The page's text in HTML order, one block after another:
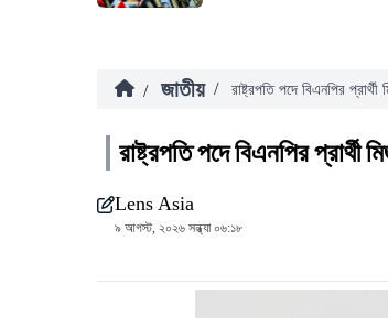
/ জাতীয় / রাষ্ট্রপতি পদে বিএনপির প্রার্থী
রাষ্ট্রপতি পদে বিএনপির প্রার্থী
Lens Asia
৯ আগস্ট, ২০২৬ সন্ধ্যা ০৬:১৮